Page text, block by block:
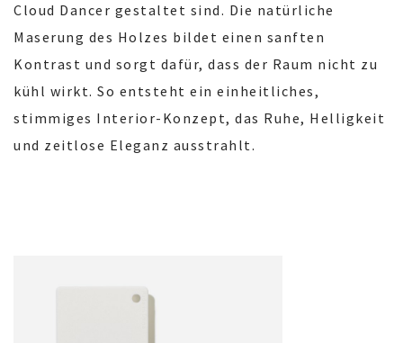
Cloud Dancer gestaltet sind. Die natürliche
Maserung des Holzes bildet einen sanften
Kontrast und sorgt dafür, dass der Raum nicht zu
kühl wirkt. So entsteht ein einheitliches,
stimmiges Interior-Konzept, das Ruhe, Helligkeit
und zeitlose Eleganz ausstrahlt.